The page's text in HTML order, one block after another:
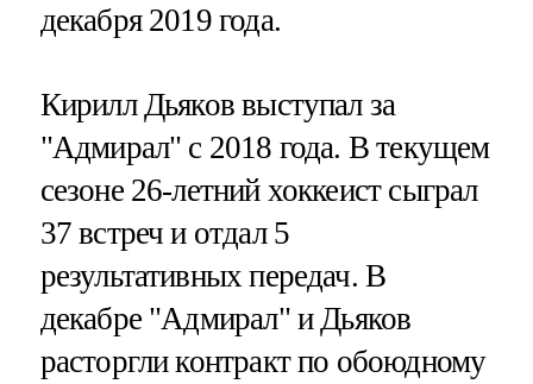
декабря 2019 года.
Кирилл Дьяков выступал за
"Адмирал" с 2018 года. В текущем
сезоне 26-летний хоккеист сыграл
37 встреч и отдал 5
результативных передач. В
декабре "Адмирал" и Дьяков
расторгли контракт по обоюдному